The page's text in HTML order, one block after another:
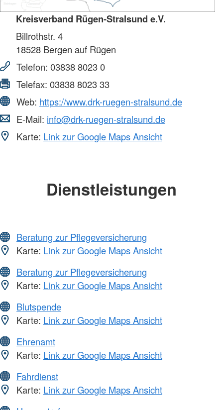
Kreisverband Rügen-Stralsund e.V.
Billrothstr. 4
18528 Bergen auf Rügen
Telefon: 03838 8023 0
Telefax: 03838 8023 33
Web: https://www.drk-ruegen-stralsund.de
E-Mail: info@drk-ruegen-stralsund.de
Karte: Link zur Google Maps Ansicht
Dienstleistungen
Beratung zur Pflegeversicherung
Karte: Link zur Google Maps Ansicht
Beratung zur Pflegeversicherung
Karte: Link zur Google Maps Ansicht
Blutspende
Karte: Link zur Google Maps Ansicht
Ehrenamt
Karte: Link zur Google Maps Ansicht
Fahrdienst
Karte: Link zur Google Maps Ansicht